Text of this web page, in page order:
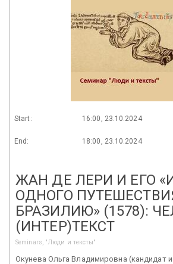
Start: 16:00, 23.10.2024
End: 18:00, 23.10.2024
ЖАН ДЕ ЛЕРИ И ЕГО
ОДНОГО
БРАЗИЛИЮ» (1578):
(ИНТЕР)ТЕКСТ
Seminars, "Люди и тексты"
Окунева Ольга Владимировна (кандидат